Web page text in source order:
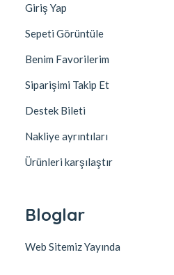
Giriş Yap
Sepeti Görüntüle
Benim Favorilerim
Siparişimi Takip Et
Destek Bileti
Nakliye ayrıntıları
Ürünleri karşılaştır
Bloglar
Web Sitemiz Yayında